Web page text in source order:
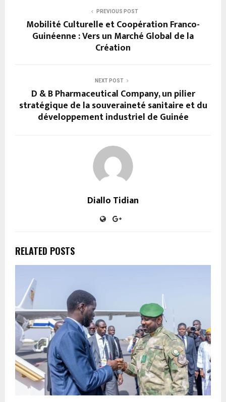
PREVIOUS POST
Mobilité Culturelle et Coopération Franco-
Guinéenne : Vers un Marché Global de la
Création
NEXT POST
D & B Pharmaceutical Company, un pilier
stratégique de la souveraineté sanitaire et du
développement industriel de Guinée
Diallo Tidian
RELATED POSTS